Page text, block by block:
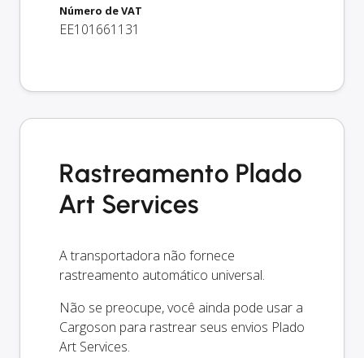
Número de VAT
EE101661131
Rastreamento Plado
Art Services
A transportadora não fornece
rastreamento automático universal.
Não se preocupe, você ainda pode usar a
Cargoson para rastrear seus envios Plado
Art Services.